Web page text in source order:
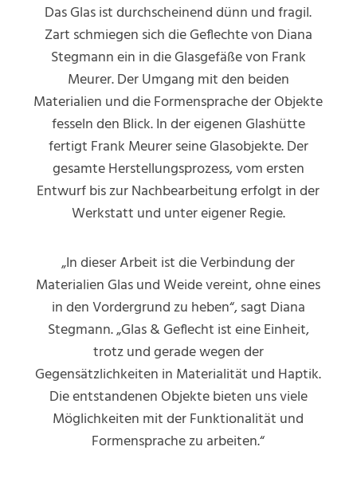
Das Glas ist durchscheinend dünn und fragil.
Zart schmiegen sich die Geflechte von Diana
Stegmann ein in die Glasgefäße von Frank
Meurer. Der Umgang mit den beiden
Materialien und die Formensprache der Objekte
fesseln den Blick. In der eigenen Glashütte
fertigt Frank Meurer seine Glasobjekte. Der
gesamte Herstellungsprozess, vom ersten
Entwurf bis zur Nachbearbeitung erfolgt in der
Werkstatt und unter eigener Regie.
„In dieser Arbeit ist die Verbindung der
Materialien Glas und Weide vereint, ohne eines
in den Vordergrund zu heben“, sagt Diana
Stegmann. „Glas & Geflecht ist eine Einheit,
trotz und gerade wegen der
Gegensätzlichkeiten in Materialität und Haptik.
Die entstandenen Objekte bieten uns viele
Möglichkeiten mit der Funktionalität und
Formensprache zu arbeiten.“